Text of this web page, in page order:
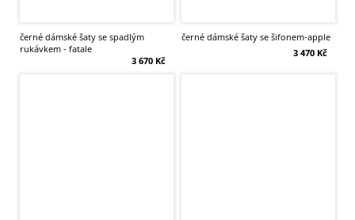
černé dámské šaty se spadlým
rukávkem - fatale
3 670 Kč
černé dámské šaty se šifonem-apple
3 470 Kč